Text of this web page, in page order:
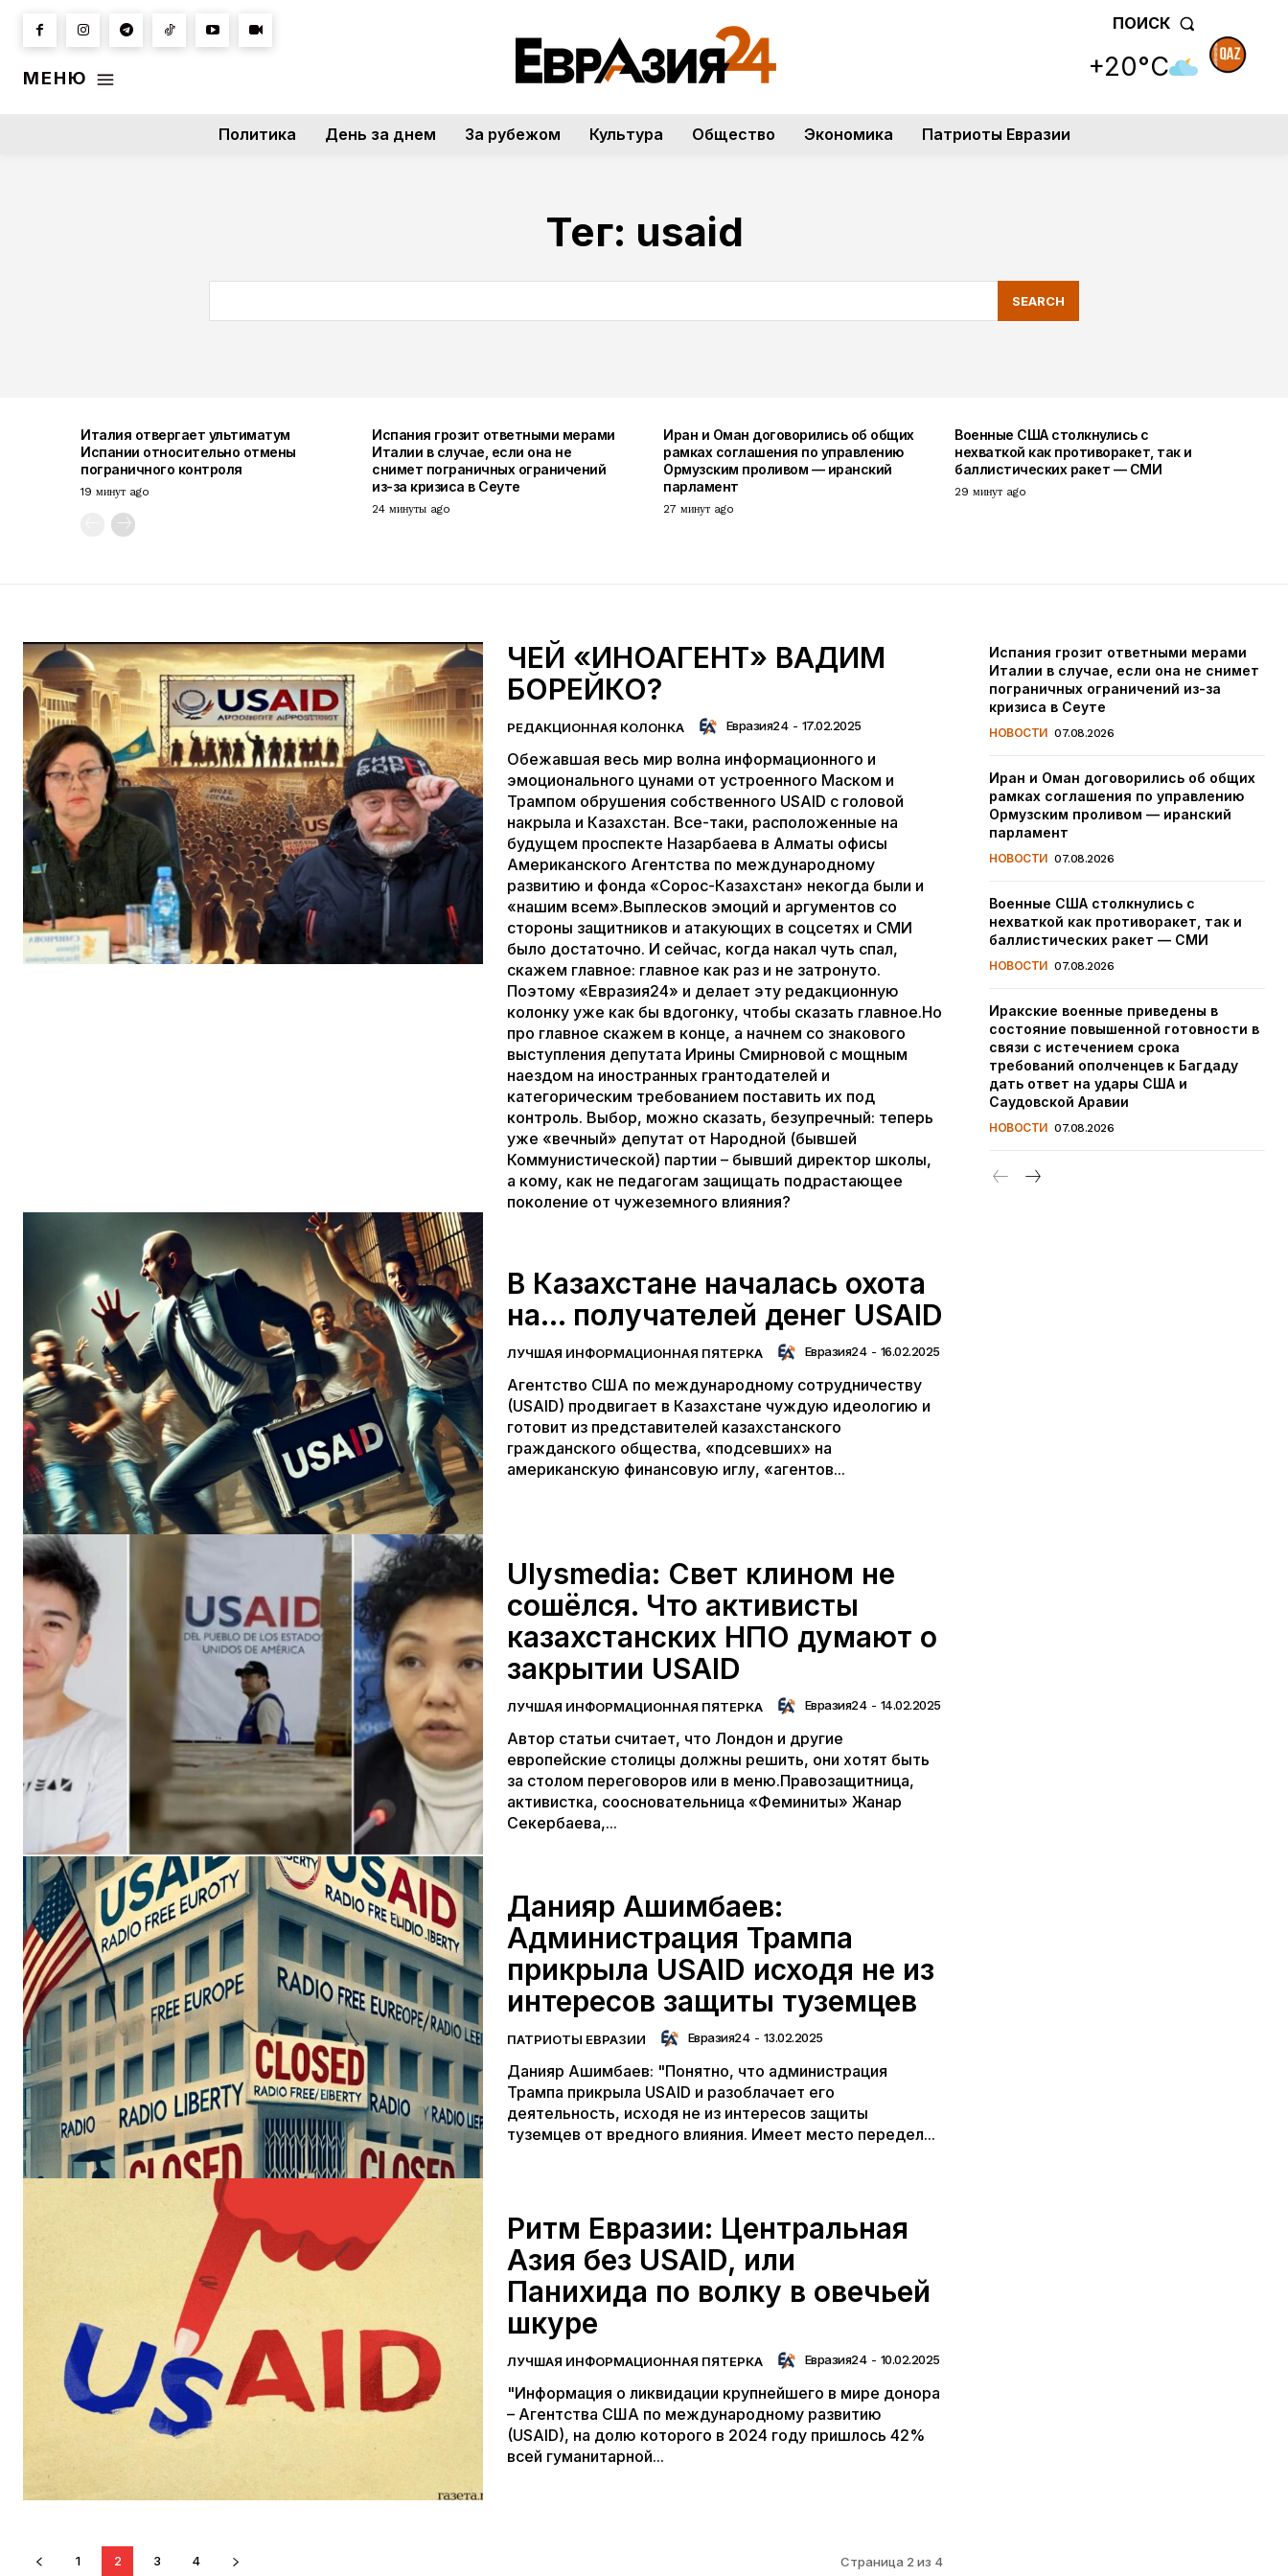
МЕНЮ
ПОИСК
+20°C
Политика День за днем За рубежом Культура Общество Экономика Патриоты Евразии
Тег: usaid
SEARCH
Италия отвергает ультиматум
Испании относительно отмены
пограничного контроля
19 минут ago
Испания грозит ответными мерами
Италии в случае, если она не
снимет пограничных ограничений
из-за кризиса в Сеуте
24 минуты ago
Иран и Оман договорились об общих
рамках соглашения по управлению
Ормузским проливом — иранский
парламент
27 минут ago
Военные США столкнулись с
нехваткой как противоракет, так и
баллистических ракет — СМИ
29 минут ago
ЧЕЙ «ИНОАГЕНТ» ВАДИМ
БОРЕЙКО?
РЕДАКЦИОННАЯ КОЛОНКА Евразия24 - 17.02.2025
Обежавшая весь мир волна информационного и
эмоционального цунами от устроенного Маском и
Трампом обрушения собственного USAID с головой
накрыла и Казахстан. Все-таки, расположенные на
будущем проспекте Назарбаева в Алматы офисы
Американского Агентства по международному
развитию и фонда «Сорос-Казахстан» некогда были и
«нашим всем».Выплесков эмоций и аргументов со
стороны защитников и атакующих в соцсетях и СМИ
было достаточно. И сейчас, когда накал чуть спал,
скажем главное: главное как раз и не затронуто.
Поэтому «Евразия24» и делает эту редакционную
колонку уже как бы вдогонку, чтобы сказать главное.Но
про главное скажем в конце, а начнем со знакового
выступления депутата Ирины Смирновой с мощным
наездом на иностранных грантодателей и
категорическим требованием поставить их под
контроль. Выбор, можно сказать, безупречный: теперь
уже «вечный» депутат от Народной (бывшей
Коммунистической) партии – бывший директор школы,
а кому, как не педагогам защищать подрастающее
поколение от чужеземного влияния?
В Казахстане началась охота
на… получателей денег USAID
ЛУЧШАЯ ИНФОРМАЦИОННАЯ ПЯТЕРКА Евразия24 - 16.02.2025
Агентство США по международному сотрудничеству
(USAID) продвигает в Казахстане чуждую идеологию и
готовит из представителей казахстанского
гражданского общества, «подсевших» на
американскую финансовую иглу, «агентов...
Ulysmedia: Свет клином не
сошёлся. Что активисты
казахстанских НПО думают о
закрытии USAID
ЛУЧШАЯ ИНФОРМАЦИОННАЯ ПЯТЕРКА Евразия24 - 14.02.2025
Автор статьи считает, что Лондон и другие
европейские столицы должны решить, они хотят быть
за столом переговоров или в меню.Правозащитница,
активистка, соосновательница «Феминиты» Жанар
Секербаева,...
Данияр Ашимбаев:
Администрация Трампа
прикрыла USAID исходя не из
интересов защиты туземцев
ПАТРИОТЫ ЕВРАЗИИ Евразия24 - 13.02.2025
Данияр Ашимбаев: "Понятно, что администрация
Трампа прикрыла USAID и разоблачает его
деятельность, исходя не из интересов защиты
туземцев от вредного влияния. Имеет место передел...
Ритм Евразии: Центральная
Азия без USAID, или
Панихида по волку в овечьей
шкуре
ЛУЧШАЯ ИНФОРМАЦИОННАЯ ПЯТЕРКА Евразия24 - 10.02.2025
"Информация о ликвидации крупнейшего в мире донора
– Агентства США по международному развитию
(USAID), на долю которого в 2024 году пришлось 42%
всей гуманитарной...
1 2 3 4 Страница 2 из 4
Испания грозит ответными мерами
Италии в случае, если она не снимет
пограничных ограничений из-за
кризиса в Сеуте
НОВОСТИ 07.08.2026
Иран и Оман договорились об общих
рамках соглашения по управлению
Ормузским проливом — иранский
парламент
НОВОСТИ 07.08.2026
Военные США столкнулись с
нехваткой как противоракет, так и
баллистических ракет — СМИ
НОВОСТИ 07.08.2026
Иракские военные приведены в
состояние повышенной готовности в
связи с истечением срока
требований ополченцев к Багдаду
дать ответ на удары США и
Саудовской Аравии
НОВОСТИ 07.08.2026